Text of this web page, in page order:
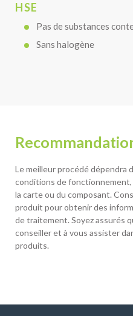
HSE
Pas de substances
Sans halogène
Le meilleur procédé dépendra
conditions de
la carte ou du composant.
produit pour obtenir des
de traitement. Soyez assurés
conseiller et à vous assister
produits.